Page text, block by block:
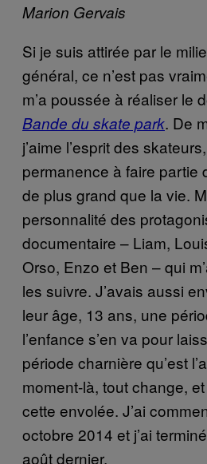
Marion Gervais
Si je suis attirée par le
général, ce n’est pas
m’a poussée à réaliser le
Bande du skate park. De
j’aime l’esprit des
permanence à faire partie
de plus grand que la vie.
personnalité des
documentaire – Liam,
Orso, Enzo et Ben – qui
les suivre. J’avais aussi
leur âge, 13 ans, une
l’enfance s’en va pour
période charnière qu’est
moment-là, tout change,
cette envolée. J’ai
octobre 2014 et j’ai
août dernier.